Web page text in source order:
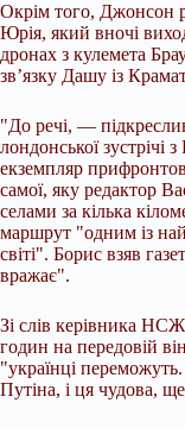
Окрім того, Джонсон
Юрія, який вночі
дронах з кулемета
зв’язку Дашу із
"До речі, —
лондонської зустрічі
екземпляр
самої, яку редактор
селами за кілька
маршрут "одним із
світі". Борис взяв
вражає".
Зі слів керівника
годин на передовій
"українці
Путіна, і ця чудова,